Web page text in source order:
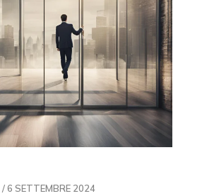
/ 6 SETTEMBRE 2024